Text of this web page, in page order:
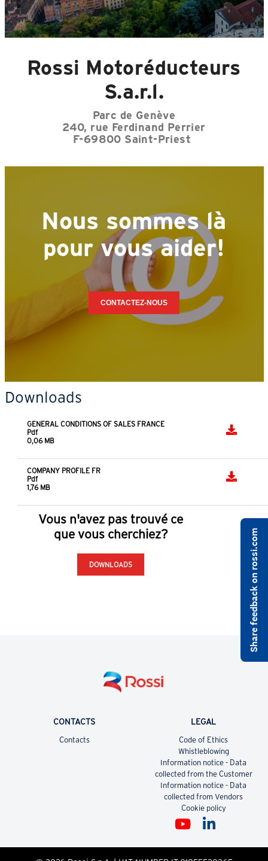
Rossi Motoréducteurs
S.a.r.l.
Parc de Genève
240, rue Ferdinand Perrier
F-69800 Saint-Priest
Nous sommes là
pour vous aider!
CONTACTEZ-NOUS
Downloads
GENERAL CONDITIONS OF SALES FRANCE
Pdf
0,06 MB
COMPANY PROFILE FR
Pdf
1,76 MB
Vous n'avez pas trouvé ce
que vous cherchiez?
DOWNLOADS
CONTACTS
Contacts
LEGAL
Code of Ethics
Whistleblowing
Information notice - Data
collected from the Customer
Information notice - Data
collected from Vendors
Cookie policy
Share feedback on rossi.com